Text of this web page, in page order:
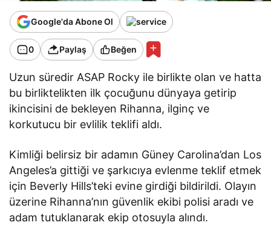
Google'da Abone Ol
0 Paylaş Beğen
Uzun süredir ASAP Rocky ile birlikte olan ve hatta
bu birliktelikten ilk çocuğunu dünyaya getirip
ikincisini de bekleyen Rihanna, ilginç ve
korkutucu bir evlilik teklifi aldı.
Kimliği belirsiz bir adamın Güney Carolina’dan Los
Angeles’a gittiği ve şarkıcıya evlenme teklif etmek
için Beverly Hills’teki evine girdiği bildirildi. Olayın
üzerine Rihanna’nın güvenlik ekibi polisi aradı ve
adam tutuklanarak ekip otosuyla alındı.